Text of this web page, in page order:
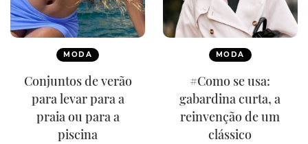
MODA
Conjuntos de verão
para levar para a
praia ou para a
piscina
MODA
#Como se usa:
gabardina curta, a
reinvenção de um
clássico